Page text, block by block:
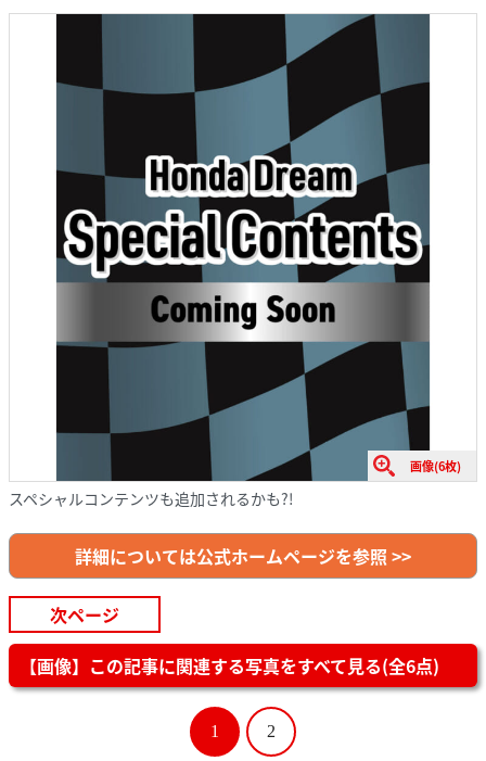
画像(6枚)
スペシャルコンテンツも追加されるかも?!
詳細については公式ホームページを参照 >>
次ページ
【画像】この記事に関連する写真をすべて見る(全6点)
1 2